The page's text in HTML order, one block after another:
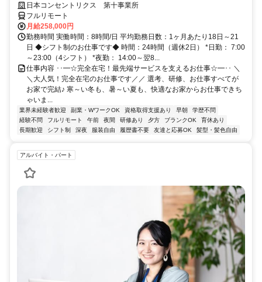
研修で、業界未経験の方も安心！
日本コンセントリクス 第十事業所
フルリモート
月給258,000円
勤務時間 実働時間：8時間/日 平均勤務日数：1ヶ月あたり18日～21
日 ◆シフト制のお仕事です◆ 時間：24時間（週休2日） *日勤： 7:00
～23:00（4シフト） *夜勤： 14:00～翌8...
仕事内容 ･･━☆完全在宅！最先端サービスを支えるお仕事☆━･･ ＼
＼大人気！完全在宅のお仕事です／／ 選考、研修、お仕事すべてが
お家で完結♪ 寒～い冬も、暑～い夏も、快適なお家からお仕事できち
ゃいま...
業界未経験者歓迎 副業・WワークOK 資格取得支援あり 早朝
学歴不問
経験不問
フルリモート 午前 夜間 研修あり 夕方 ブランクOK
育休あり
長期歓迎
シフト制 深夜 服装自由 履歴書不要 友達と応募OK 髪型・髪色自由
アルバイト・パート